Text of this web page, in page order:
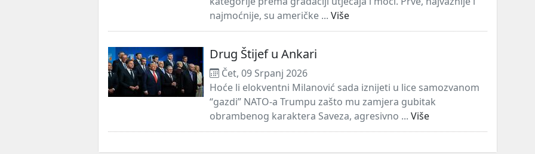
najmoćnije, su američke ... Više
Drug Štijef u Ankari
Čet, 09 Srpanj 2026
Hoće li elokventni Milanović sada iznijeti u lice samozvanom
“gazdi” NATO-a Trumpu zašto mu zamjera gubitak
obrambenog karaktera Saveza, agresivno ... Više